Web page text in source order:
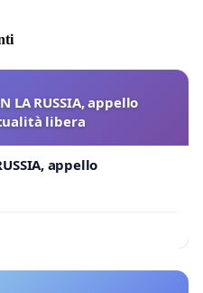
LA RUSSIA, appello
libera
appello